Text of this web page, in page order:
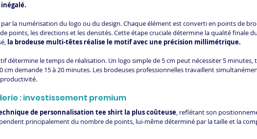
la numérisation du logo ou du design. Chaque élément est converti en points de
points, les directions et les densités. Cette étape cruciale détermine la qualité finale
la brodeuse multi-têtes réalise le motif avec une précision millimétrique.
détermine le temps de réalisation. Un logo simple de 5 cm peut nécessiter 5 minutes,
cm demande 15 à 20 minutes. Les brodeuses professionnelles travaillent
: investissement premium
de personnalisation tee shirt la plus coûteuse, reflétant son
principalement du nombre de points, lui-même déterminé par la taille et la